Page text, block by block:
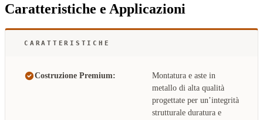
Caratteristiche e Applicazioni
CARATTERISTICHE
Costruzione Premium:
Montatura e aste in
metallo di alta qualità
progettate per un’integrità
strutturale duratura e